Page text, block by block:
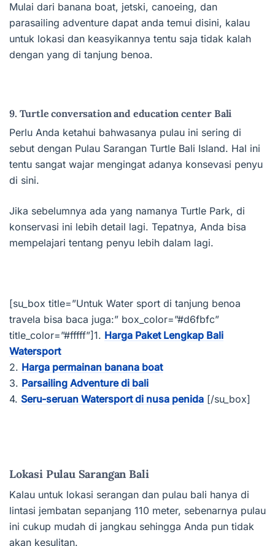
Mulai dari banana boat, jetski, canoeing, dan
parasailing adventure dapat anda temui disini, kalau
untuk lokasi dan keasyikannya tentu saja tidak kalah
dengan yang di tanjung benoa.
9. Turtle conversation and education center Bali
Perlu Anda ketahui bahwasanya pulau ini sering di
sebut dengan Pulau Sarangan Turtle Bali Island. Hal ini
tentu sangat wajar mengingat adanya konsevasi penyu
di sini.
Jika sebelumnya ada yang namanya Turtle Park, di
konservasi ini lebih detail lagi. Tepatnya, Anda bisa
mempelajari tentang penyu lebih dalam lagi.
[su_box title=”Untuk Water sport di tanjung benoa
travela bisa baca juga:” box_color=”#d6fbfc”
title_color=”#fffff”]1. Harga Paket Lengkap Bali
Watersport
2. Harga permainan banana boat
3. Parsailing Adventure di bali
4. Seru-seruan Watersport di nusa penida [/su_box]
Lokasi Pulau Sarangan Bali
Kalau untuk lokasi serangan dan pulau bali hanya di
lintasi jembatan sepanjang 110 meter, sebenarnya pulau
ini cukup mudah di jangkau sehingga Anda pun tidak
akan kesulitan.